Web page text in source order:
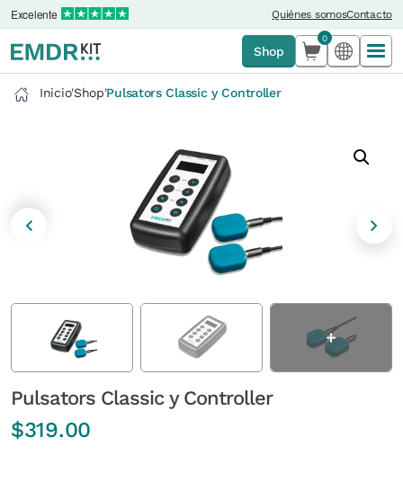
Excelente Quiénes somosContacto
Shop
0
Inicio'Shop'Pulsators Classic y Controller
Pulsators Classic y Controller
$319.00